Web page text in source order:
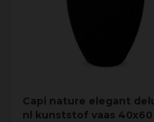
Capi nature elegant
nl kunststof vaas